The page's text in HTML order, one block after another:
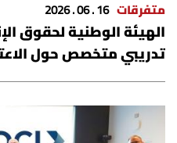
متفرقات 16 . 06 . 2026
الهيئة الوطنية لحقوق
تدريبي متخصص حول